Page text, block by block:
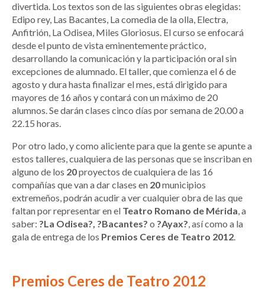
divertida. Los textos son de las siguientes obras elegidas:
Edipo rey, Las Bacantes, La comedia de la olla, Electra,
Anfitrión, La Odisea, Miles Gloriosus. El curso se enfocará
desde el punto de vista eminentemente práctico,
desarrollando la comunicación y la participación oral sin
excepciones de alumnado. El taller, que comienza el 6 de
agosto y dura hasta finalizar el mes, está dirigido para
mayores de 16 años y contará con un máximo de 20
alumnos. Se darán clases cinco días por semana de 20.00 a
22.15 horas.
Por otro lado, y como aliciente para que la gente se apunte a
estos talleres, cualquiera de las personas que se inscriban en
alguno de los 20proyectos de cualquiera de las 16
compañías que van a dar clases en 20municipios
extremeños, podrán acudir a ver cualquier obra de las que
faltan por representar en el Teatro Romano de Mérida, a
saber: ?La Odisea?, ?Bacantes? o ?Ayax?, así como a la
gala de entrega de los Premios Ceres de Teatro 2012.
Premios Ceres de Teatro 2012